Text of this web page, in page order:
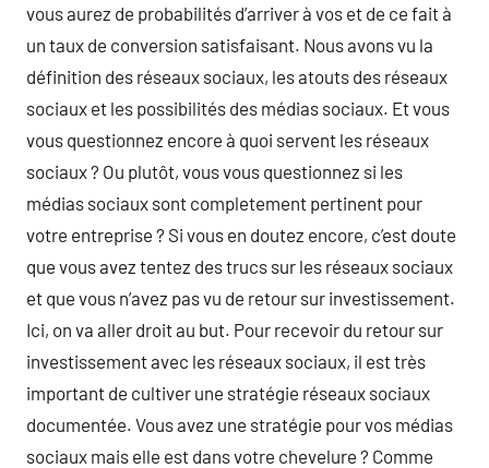
vous aurez de probabilités d’arriver à vos et de ce fait à
un taux de conversion satisfaisant. Nous avons vu la
définition des réseaux sociaux, les atouts des réseaux
sociaux et les possibilités des médias sociaux. Et vous
vous questionnez encore à quoi servent les réseaux
sociaux ? Ou plutôt, vous vous questionnez si les
médias sociaux sont completement pertinent pour
votre entreprise ? Si vous en doutez encore, c’est doute
que vous avez tentez des trucs sur les réseaux sociaux
et que vous n’avez pas vu de retour sur investissement.
Ici, on va aller droit au but. Pour recevoir du retour sur
investissement avec les réseaux sociaux, il est très
important de cultiver une stratégie réseaux sociaux
documentée. Vous avez une stratégie pour vos médias
sociaux mais elle est dans votre chevelure ? Comme